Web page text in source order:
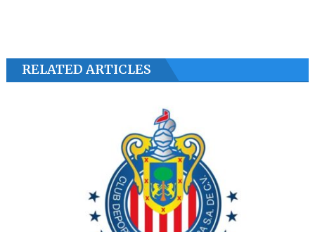
RELATED ARTICLES